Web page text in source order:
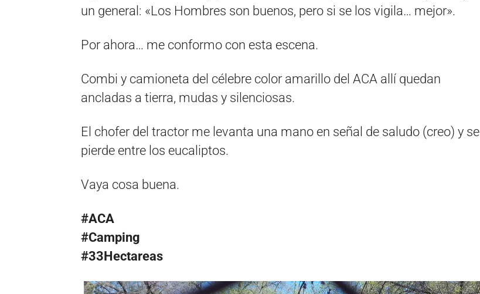
un general: «Los Hombres son buenos, pero si se los vigila… mejor».
Por ahora… me conformo con esta escena.
Combi y camioneta del célebre color amarillo del ACA allí quedan
ancladas a tierra, mudas y silenciosas.
El chofer del tractor me levanta una mano en señal de saludo (creo) y se
pierde entre los eucaliptos.
Vaya cosa buena.
#ACA
#Camping
#33Hectareas